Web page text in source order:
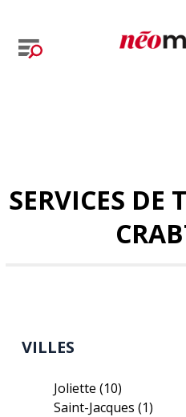
SERVICES DE
VILLES
Joliette(10)
Saint-Jacques(1)